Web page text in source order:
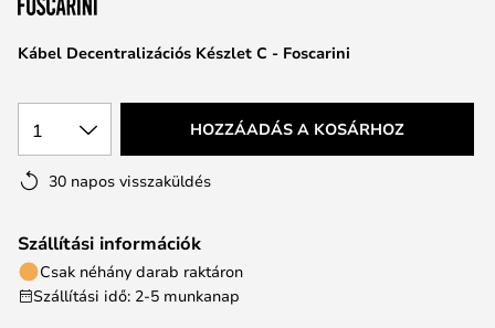
Kábel Decentralizációs Készlet C - Foscarini
1 HOZZÁADÁS A KOSÁRHOZ
30 napos visszaküldés
Szállítási információk
Csak néhány darab raktáron
Szállítási idő: 2-5 munkanap